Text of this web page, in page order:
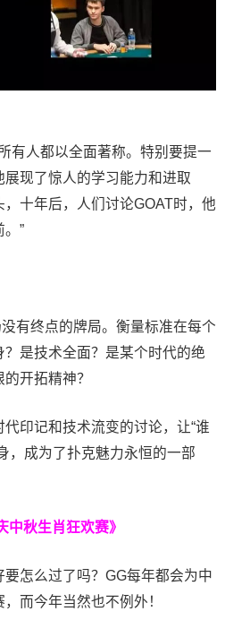
有人都以全面著称。特别要提一
现了惊人的学习能力和进取
十年后，人们讨论GOAT时，他
”
有终点的牌局。衡量标准在每个
是技术全面？是某个时代的绝
开拓精神？
印记和技术流变的讨论，让“谁
，成为了扑克魅力永恒的一部
中秋生肖狂欢赛》
怎么过了吗？GG每年都会为中
而今年当然也不例外！